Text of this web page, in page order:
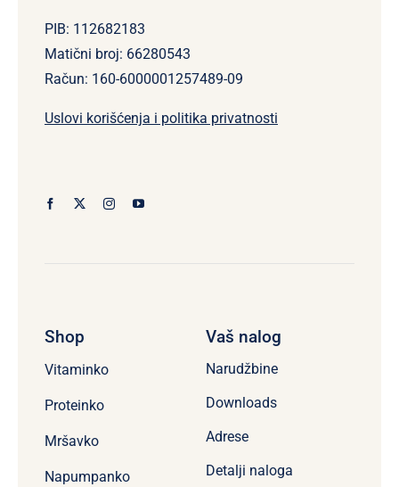
PIB: 112682183
Matični broj: 66280543
Račun: 160-6000001257489-09
Uslovi korišćenja i politika privatnosti
Shop
Vitaminko
Proteinko
Mršavko
Napumpanko
Vaš nalog
Narudžbine
Downloads
Adrese
Detalji naloga